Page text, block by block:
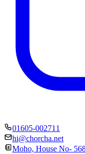
01605-002711
hi@chorcha.net
Moho, House No-